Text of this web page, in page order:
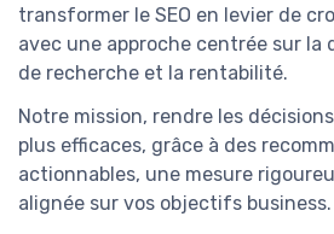
transformer le SEO en levier de
avec une approche centrée sur la
de recherche et la rentabilité.
Notre mission, rendre les
plus efficaces, grâce à des
actionnables, une mesure
alignée sur vos objectifs business.